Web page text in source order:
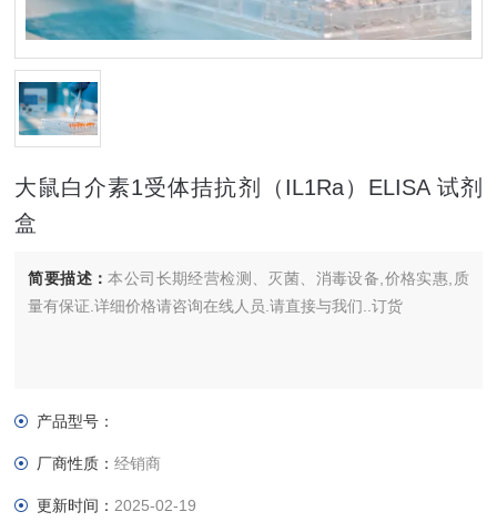
大鼠白介素1受体拮抗剂（IL1Ra）ELISA 试剂
盒
简要描述：本公司长期经营检测、灭菌、消毒设备,价格实惠,质
量有保证.详细价格请咨询在线人员.请直接与我们..订货
产品型号：
厂商性质：经销商
更新时间： 2025-02-19